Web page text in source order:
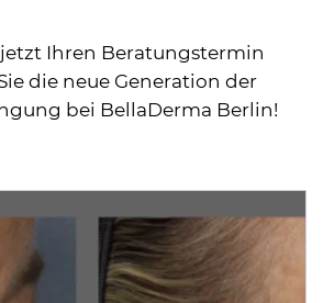
Ihren Beratungstermin
die neue Generation der
bei BellaDerma Berlin!